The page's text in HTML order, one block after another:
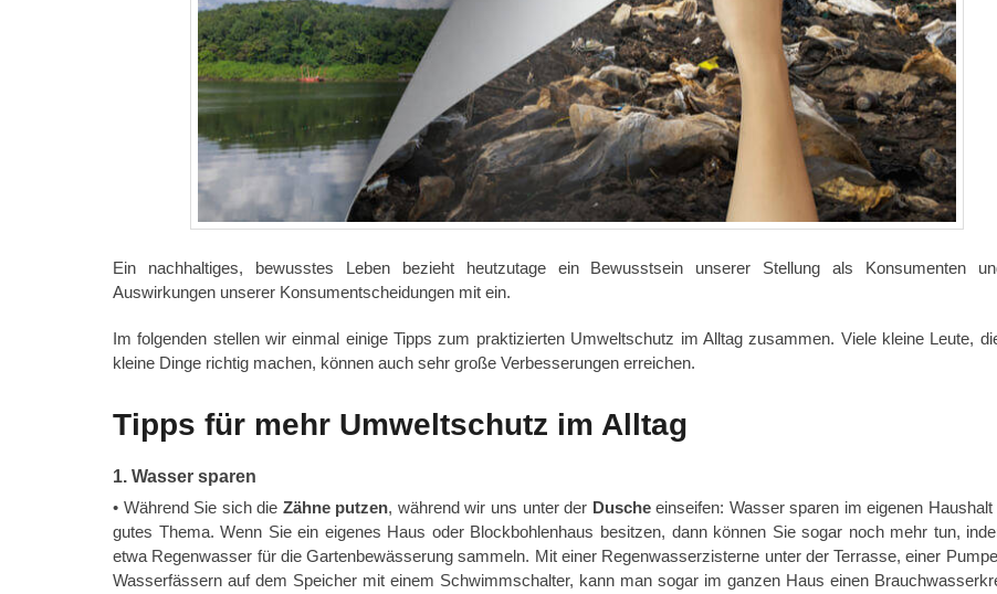
Ein nachhaltiges, bewusstes Leben bezieht heutzutage ein Bewusstsein unserer Stellung als Konsumenten
Auswirkungen unserer Konsumentscheidungen mit ein.
Im folgenden stellen wir einmal einige Tipps zum praktizierten Umweltschutz im Alltag zusammen. Viele kleine Leute,
kleine Dinge richtig machen, können auch sehr große Verbesserungen erreichen.
Tipps für mehr Umweltschutz im Alltag
1. Wasser sparen
• Während Sie sich die Zähne putzen, während wir uns unter der Duscheeinseifen: Wasser sparen im eigenen Haushalt
gutes Thema. Wenn Sie ein eigenes Haus oder Blockbohlenhaus besitzen, dann können Sie sogar noch mehr tun,
etwa Regenwasser für die Gartenbewässerung sammeln. Mit einer Regenwasserzisterne unter der Terrasse, einer
Wasserfässern auf dem Speicher mit einem Schwimmschalter, kann man sogar im ganzen Haus einen